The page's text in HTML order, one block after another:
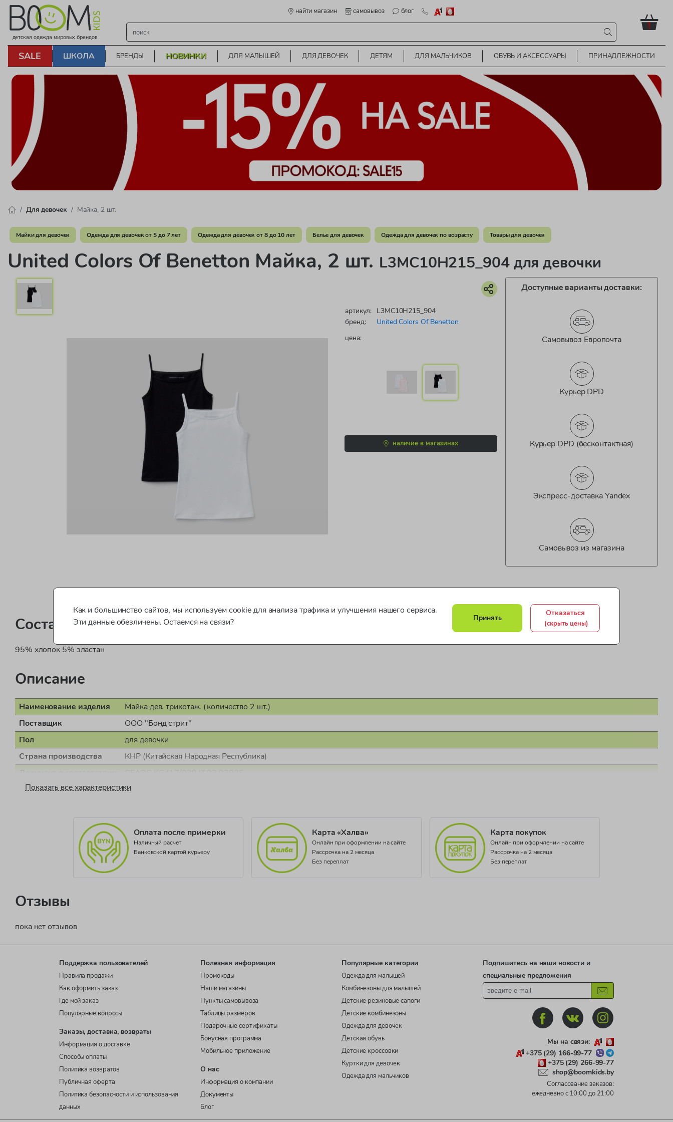
детская одежда мировых брендов
найти магазин самовывоз блог
!
SALE ШКОЛА БРЕНДЫ НОВИНКИ ДЛЯ МАЛЫШЕЙ ДЛЯ ДЕВОЧЕК ДЕТЯМ ДЛЯ МАЛЬЧИКОВ ОБУВЬ И АКСЕССУАРЫ ПРИНАДЛЕЖНОСТИ
Для девочек Майка, 2 шт.
Майки для девочек Одежда для девочек от 5 до 7 лет Одежда для девочек от 8 до 10 лет Белье для девочек Одежда для девочек по возрасту Товары для девочек
United Colors Of Benetton Майка, 2 шт. L3MC10H215_904 для девочки
артикул: L3MC10H215_904
бренд:
United Colors Of Benetton
цена:
наличие в магазинах
Доступные варианты доставки:
Самовывоз Европочта
Курьер DPD
Курьер DPD (бесконтактная)
Экспресс-доставка Yandex
Самовывоз из магазина
Состав
95% хлопок 5% эластан
Описание
Наименование изделия
Майка дев. трикотаж. (количество 2 шт.)
Поставщик
ООО "Бонд стрит"
Пол
для девочки
Страна производства
КНР (Китайская Народная Республика)
Коллекция
UND BASIC 2 CONS
Показать все характеристики
Оплата после примерки
Наличный расчет
Банковской картой курьеру
Карта «Халва»
Онлайн при оформлении на сайте
Рассрочка на 2 месяца
Без переплат
Карта покупок
Онлайн при оформлении на сайте
Рассрочка на 2 месяца
Без переплат
Отзывы
пока нет отзывов
Поддержка пользователей
Правила продажи
Как оформить заказ
Где мой заказ
Популярные вопросы
Заказы, доставка, возвраты
Информация о доставке
Способы оплаты
Политика возвратов
Публичная оферта
Политика безопасности и использования
данных
Полезная информация
Промокоды
Наши магазины
Пункты самовывоза
Таблицы размеров
Подарочные сертификаты
Бонусная программа
Мобильное приложение
О нас
Информация о компании
Документы
Блог
Популярные категории
Одежда для малышей
Комбинезоны для малышей
Детские резиновые сапоги
Детские комбинезоны
Одежда для девочек
Детская обувь
Детские кроссовки
Куртки для девочек
Одежда для мальчиков
Подпишитесь на наши новости и
специальные предложения
Мы на связи:
+375 (29) 166-99-77
+375 (29) 266-99-77
shop@boomkids.by
Согласование заказов:
ежедневно с 10:00 до 21:00
Как и большинство сайтов, мы используем cookie для анализа трафика и улучшения нашего сервиса.
Эти данные обезличены. Остаемся на связи?
Принять
Отказаться
(скрыть цены)